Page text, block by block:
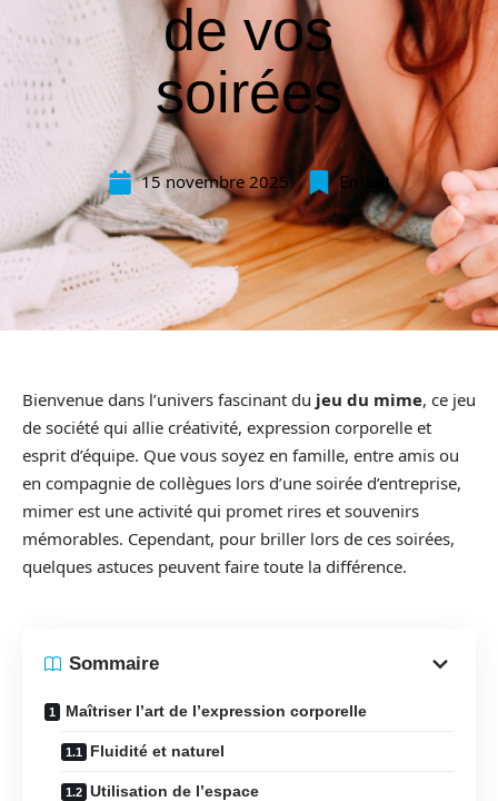
de vos
soirées
15 novembre 2025 Enfant
Bienvenue dans l’univers fascinant du jeu du mime, ce jeu
de société qui allie créativité, expression corporelle et
esprit d’équipe. Que vous soyez en famille, entre amis ou
en compagnie de collègues lors d’une soirée d’entreprise,
mimer est une activité qui promet rires et souvenirs
mémorables. Cependant, pour briller lors de ces soirées,
quelques astuces peuvent faire toute la différence.
Sommaire
Maîtriser l’art de l’expression corporelle
Fluidité et naturel
Utilisation de l’espace